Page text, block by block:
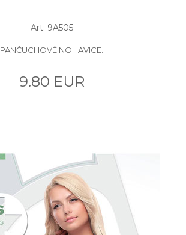
Art: 9A505
PANČUCHOVÉ NOHAVICE.
9.80 EUR